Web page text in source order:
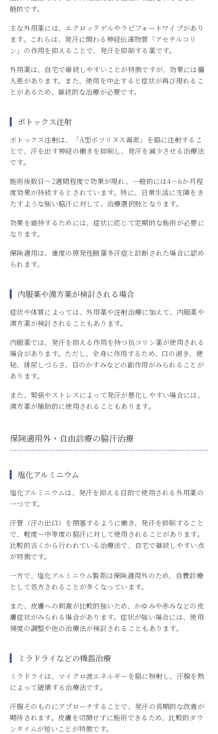
般的です。
主な外用薬には、エクロックゲルやラピフォートワイプがあり
ます。これらは、発汗に関わる神経伝達物質「アセチルコリ
ン」の作用を抑えることで、発汗を抑制する薬です。
外用薬は、自宅で継続しやすいことが特徴ですが、効果には個
人差があります。また、使用を中止すると症状が再び現れるこ
とがあるため、継続的な治療が必要です。
ボトックス注射
ボトックス注射は、「A型ボツリヌス毒素」を脇に注射するこ
とで、汗を出す神経の働きを抑制し、発汗を減少させる治療法
です。
施術後数日〜2週間程度で効果が現れ、一般的には4〜6か月程
度効果が持続するとされています。特に、日常生活に支障をき
たすような強い脇汗に対して、治療選択肢となります。
効果を維持するためには、症状に応じて定期的な施術が必要に
なります。
保険適用は、重度の原発性腋窩多汗症と診断された場合に認め
られます。
内服薬や漢方薬が検討される場合
症状や体質によっては、外用薬や注射治療に加えて、内服薬や
漢方薬が検討されることもあります。
内服薬では、発汗を抑える作用を持つ抗コリン薬が使用される
場合があります。ただし、全身に作用するため、口の渇き、便
秘、排尿しづらさ、目のかすみなどの副作用がみられることが
あります。
また、緊張やストレスによって発汗が悪化しやすい場合には、
漢方薬が補助的に使用されることもあります。
保険適用外・自由診療の脇汗治療
塩化アルミニウム
塩化アルミニウムは、発汗を抑える目的で使用される外用薬の
一つです。
汗管（汗の出口）を閉塞するように働き、発汗を抑制すること
で、軽度〜中等度の脇汗に対して使用されることがあります。
比較的古くから行われている治療法で、自宅で継続しやすい点
が特徴です。
一方で、塩化アルミニウム製剤は保険適用外のため、自費診療
として処方されることが多くなっています。
また、皮膚への刺激が比較的強いため、かゆみや赤みなどの皮
膚症状がみられる場合があります。症状が強い場合には、使用
頻度の調整や他の治療法が検討されることもあります。
ミラドライなどの機器治療
ミラドライは、マイクロ波エネルギーを脇に照射し、汗腺を熱
によって破壊する治療法です。
汗腺そのものにアプローチすることで、発汗の長期的な改善が
期待されます。皮膚を切開せずに施術できるため、比較的ダウ
ンタイムが短いことが特徴です。